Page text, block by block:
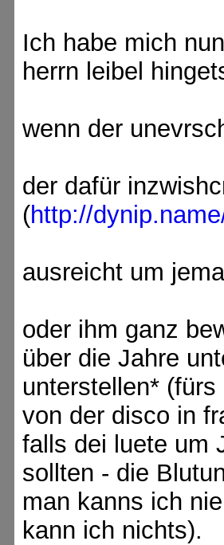
Ich habe mich
herrn leibel
wenn der
der dafür
(http://
ausreicht um
oder ihm ganz
über die Jahre
unterstellen*
von der disco in
falls dei luete um
sollten - die
man kanns ich
kann ich nichts).